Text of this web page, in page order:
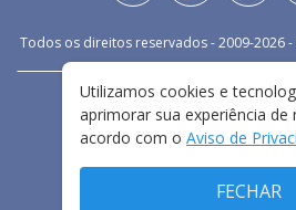
Todos os direitos reservados - 2009-2026-
FALE CONOSCO
TERMOS E CONDIÇÕES
Utilizamos cookies e
aprimorar sua experiência de
acordo com o Aviso de
FECHAR